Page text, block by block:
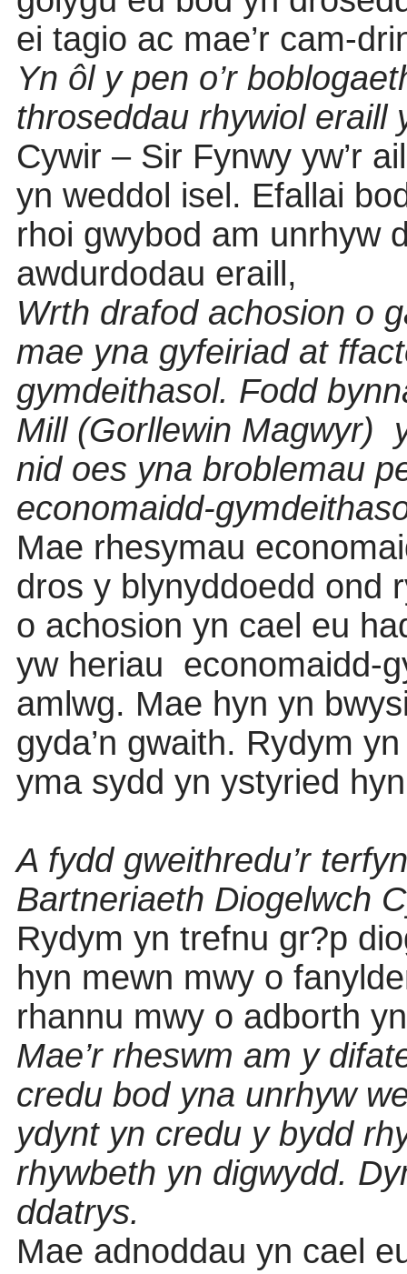
ei tagio ac mae’r cam-
Yn ôl y pen o’r
throseddau rhywiol eraill
Cywir – Sir Fynwy yw’r
yn weddol isel. Efallai
rhoi gwybod am unrhyw
awdurdodau eraill,
Wrth drafod achosion o
mae yna gyfeiriad at
gymdeithasol. Fodd
Mill (Gorllewin Magwyr)
nid oes yna broblemau
economaidd-
Mae rhesymau
dros y blynyddoedd ond
o achosion yn cael eu
yw heriau economaidd-
amlwg. Mae hyn yn
gyda’n gwaith. Rydym
yma sydd yn ystyried
A fydd gweithredu’r
Bartneriaeth Diogelwch
Rydym yn trefnu gr?p
hyn mewn mwy o
rhannu mwy o adborth
Mae’r rheswm am y
credu bod yna unrhyw
ydynt yn credu y bydd
rhywbeth yn digwydd.
ddatrys.
Mae adnoddau yn cael